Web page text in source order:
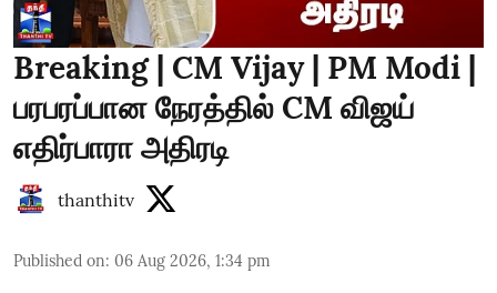
Breaking | CM Vijay | PM Modi |
பரபரப்பான நேரத்தில் CM விஜய்
எதிர்பாரா அதிரடி
thanthitv
Published on: 06 Aug 2026, 1:34 pm